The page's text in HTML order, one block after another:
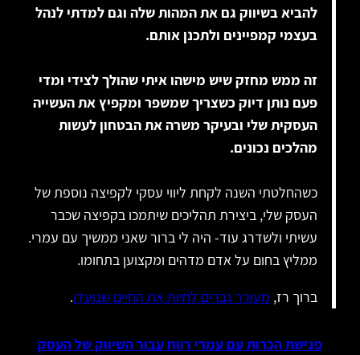
להביא בשיווק גם את המהות שלה וגם למדתי לנהל
בעצמי קמפיינים ולתכנן אותם.
זה ממש מחזק שיש מישהו איתי שהולך לצידי ומדי
פעם נותן דיוק כשצריך שמשפר ומקפיץ את העשייה
העסקית שלי ובעיקר משרה את הבטחון לעשות
מהלכים נכונים.
כשהחלטתי השנה לקחת ליווי עסקי לקפיצה נוספת של
העסק שלי, ביצירת תהליכים שיתמכו בקפיצה שכבר
עשיתי ולשדרג עוד- היה לי ברור שאני ממשיך עם עמרי.
ממליץ בחום על אדם מדהים ומקצוען בתחומו.
ברוך רז, מעורר גברים לחיות את החיים שנועדו.
פגישת הכרות עם עמרי רווח עבור השיווק של העסק